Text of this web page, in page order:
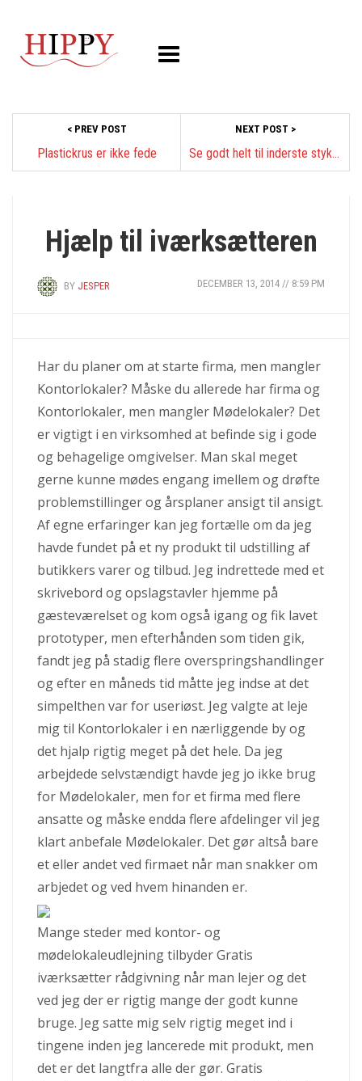
< PREV POST
Plastickrus er ikke fede
NEXT POST >
Se godt helt til inderste stykke tøj
Hjælp til iværksætteren
BY JESPER DECEMBER 13, 2014 // 8:59 PM
Har du planer om at starte firma, men mangler
Kontorlokaler? Måske du allerede har firma og
Kontorlokaler, men mangler Mødelokaler? Det
er vigtigt i en virksomhed at befinde sig i gode
og behagelige omgivelser. Man skal meget
gerne kunne mødes engang imellem og drøfte
problemstillinger og årsplaner ansigt til ansigt.
Af egne erfaringer kan jeg fortælle om da jeg
havde fundet på et ny produkt til udstilling af
butikkers varer og tilbud. Jeg indrettede med et
skrivebord og opslagstavler hjemme på
gæsteværelset og kom også igang og fik lavet
prototyper, men efterhånden som tiden gik,
fandt jeg på stadig flere overspringshandlinger
og efter en måneds tid måtte jeg indse at det
simpelthen var for useriøst. Jeg valgte at leje
mig til Kontorlokaler i en nærliggende by og
det hjalp rigtig meget på det hele. Da jeg
arbejdede selvstændigt havde jeg jo ikke brug
for Mødelokaler, men for et firma med flere
ansatte og måske endda flere afdelinger vil jeg
klart anbefale Mødelokaler. Det gør altså bare
et eller andet ved firmaet når man snakker om
arbjedet og ved hvem hinanden er.
Mange steder med kontor- og
mødelokaleudlejning tilbyder Gratis
iværksætter rådgivning når man lejer og det
ved jeg der er rigtig mange der godt kunne
bruge. Jeg satte mig selv rigtig meget ind i
tingene inden jeg lancerede mit produkt, men
det er det langtfra alle der gør. Gratis